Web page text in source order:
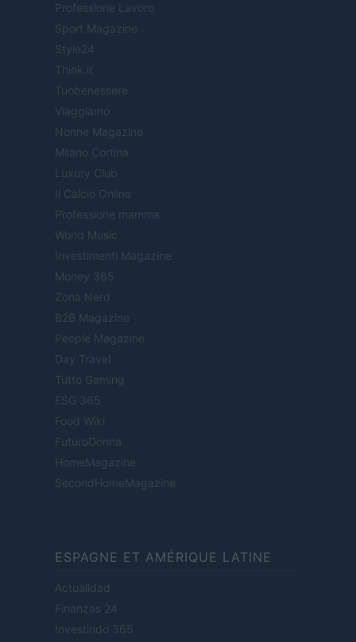
Professione Lavoro
Sport Magazine
Style24
Think.it
Tuobenessere
Viaggiamo
Nonne Magazine
Milano Cortina
Luxury Club
Il Calcio Online
Professione mamma
World Music
Investimenti Magazine
Money 365
Zona Nerd
B2B Magazine
People Magazine
Day Travel
Tutto Gaming
ESG 365
Food Wiki
FuturoDonna
HomeMagazine
SecondHomeMagazine
ESPAGNE ET AMÉRIQUE LATINE
Actualidad
Finanzas 24
Investindo 365